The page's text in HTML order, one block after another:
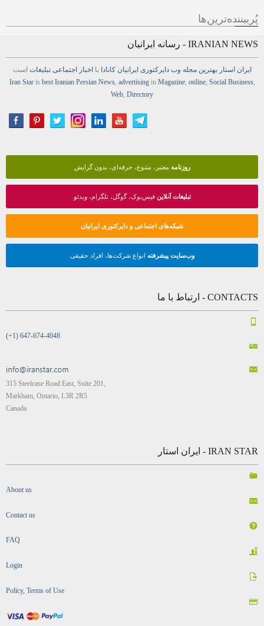
پُربیننده‌ترین‌ها
IRANIAN NEWS - رسانه ایرانیان
ایران استار بهترین مجله وب دایرکتوری ایرانیان کانادا بااخبار اجتماعی تبلیغات است
Iran Staris best Iranian Persian News, advertisingin Magazine, online, Social Business,
Web Directory
روزنامه معتبر، متنوع، حرفه‌ای، بدون گرایش
تبلیغات آنلاینفیس‌بوک، گوگل، تلگرام، ویدئو
شبکه‌های اجتماعی و دایرکتوری ایرانیان
وب‌سایت پیشرفته انواع شرکت‌ها، افراد حقیقی
CONTACTS - ارتباط با ما
(+1) 647-674-4048
315 Steelcase Road East, Suite 201,
Markham, Ontario, L3R 2R5
Canada
IRAN STAR - ایران استار
About us
Contact us
FAQ
Login
Policy, Terms of Use